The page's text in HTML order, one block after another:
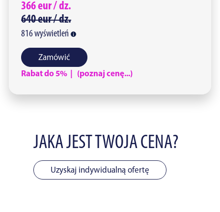
366eur /dz.
640eur /dz.
816wyświetleń
Zamówić
Rabat do 5% | (poznaj cenę...)
JAKA JEST TWOJA CENA?
Uzyskaj indywidualną ofertę